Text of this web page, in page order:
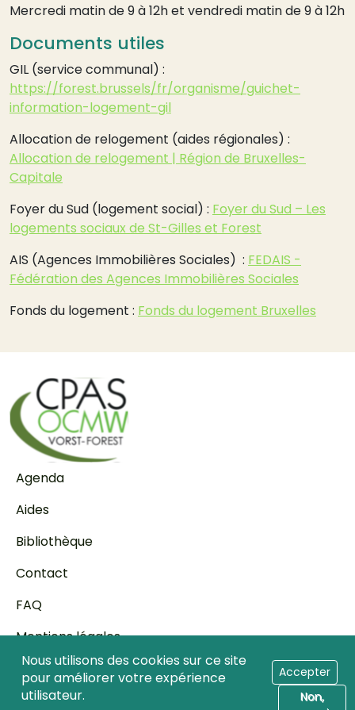
Mercredi matin de 9 à 12h et vendredi matin de 9 à 12h
Documents utiles
GIL (service communal) :
https://forest.brussels/fr/organisme/guichet-
information-logement-gil
Allocation de relogement (aides régionales) :
Allocation de relogement | Région de Bruxelles-
Capitale
Foyer du Sud (logement social) : Foyer du Sud – Les
logements sociaux de St-Gilles et Forest
AIS (Agences Immobilières Sociales) : FEDAIS -
Fédération des Agences Immobilières Sociales
Fonds du logement : Fonds du logement Bruxelles
Pied de page
Agenda
Aides
Bibliothèque
Contact
FAQ
Mentions légales
Transparence
Accès professionnels de la santé
Nous utilisons des cookies sur ce site
pour améliorer votre expérience
utilisateur.
Accepter
Non,